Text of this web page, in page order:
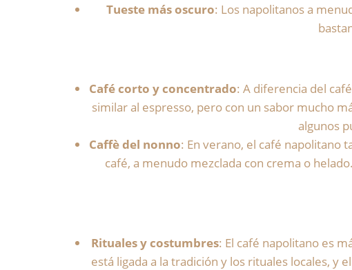
Tueste más oscuro: Los napolitanos a
Café corto y concentrado: A diferencia del
similar al espresso, pero con un sabor mucho
algunos
Caffè del nonno: En verano, el café napolitano
café, a menudo mezclada con crema o
Rituales y costumbres: El café napolitano es
está ligada a la tradición y los rituales locales, y